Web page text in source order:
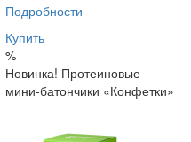
Подробности
Купить
%
Новинка! Протеиновые
мини-батончики «Конфетки»